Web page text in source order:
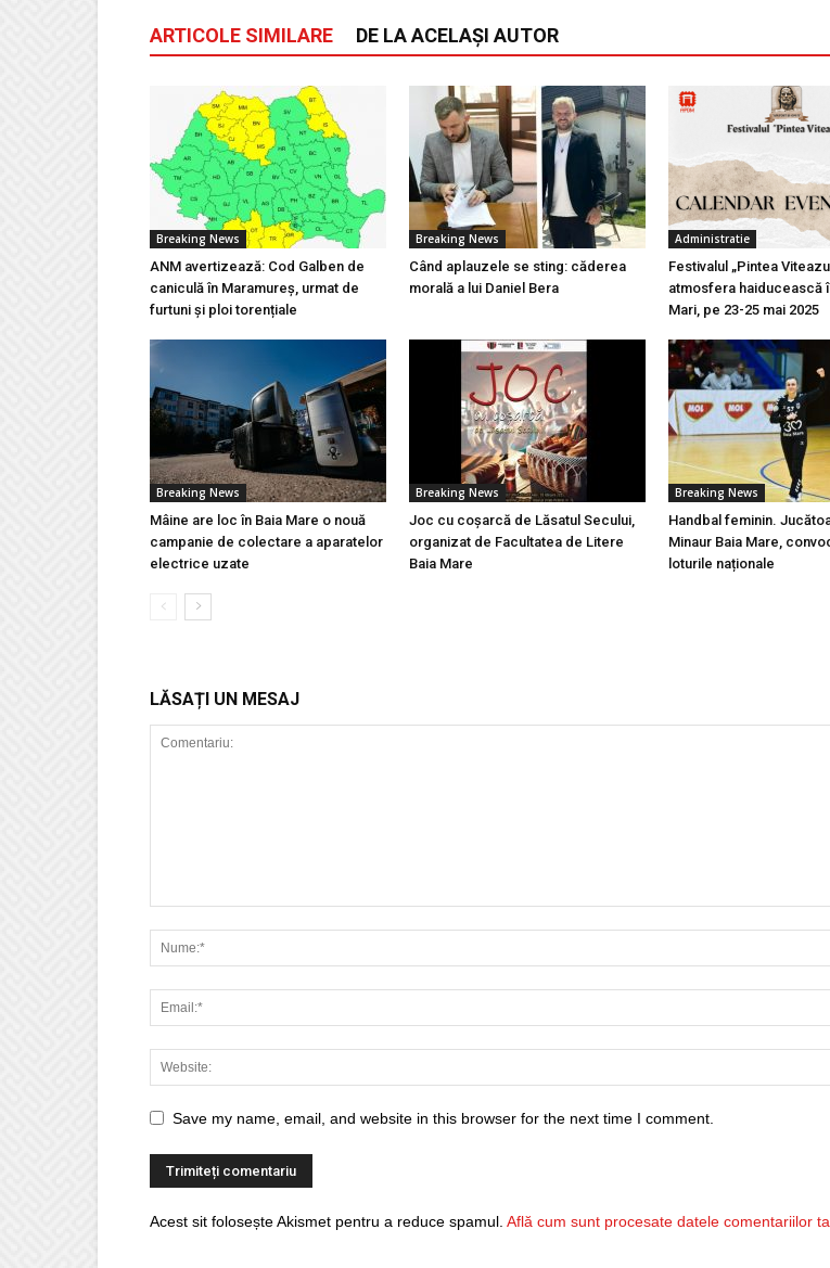
ARTICOLE SIMILARE DE LA ACELAȘI AUTOR
Breaking News
ANM avertizează: Cod Galben de
caniculă în Maramureș, urmat de
furtuni și ploi torențiale
Breaking News
Când aplauzele se sting: căderea
morală a lui Daniel Bera
Administratie
Festivalul „Pintea
atmosfera haiducească
Mari, pe 23-25 mai 2025
Breaking News
Mâine are loc în Baia Mare o nouă
campanie de colectare a aparatelor
electrice uzate
Breaking News
Joc cu coșarcă de Lăsatul Secului,
organizat de Facultatea de Litere
Baia Mare
Breaking News
Handbal feminin.
Minaur Baia Mare,
loturile naționale
LĂSAȚI UN MESAJ
Save my name, email, and website in this browser for the next time I comment.
Acest sit folosește Akismet pentru a reduce spamul. Află cum sunt procesate datele comentariilor